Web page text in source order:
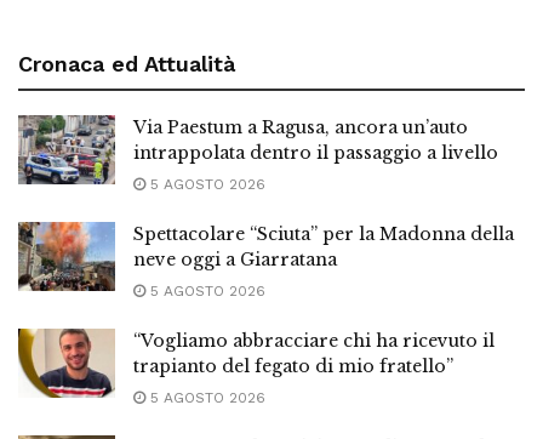
Cronaca ed Attualità
Via Paestum a Ragusa, ancora un’auto
intrappolata dentro il passaggio a livello
5 AGOSTO 2026
Spettacolare “Sciuta” per la Madonna della
neve oggi a Giarratana
5 AGOSTO 2026
“Vogliamo abbracciare chi ha ricevuto il
trapianto del fegato di mio fratello”
5 AGOSTO 2026